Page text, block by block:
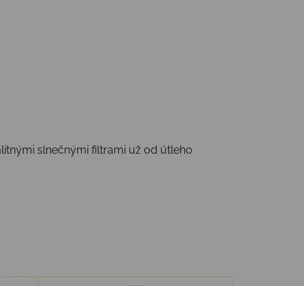
slnečnými filtrami už od útleho